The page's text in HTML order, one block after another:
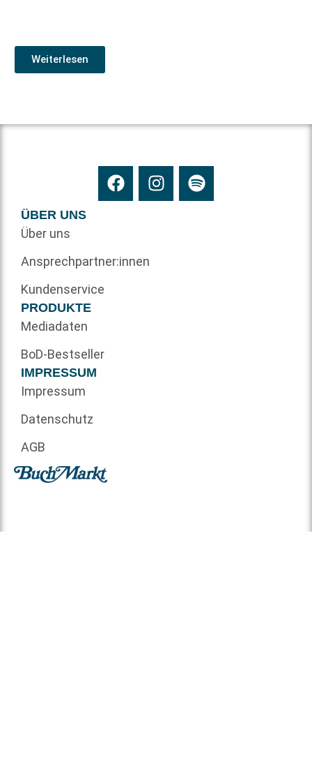
Weiterlesen
ÜBER UNS
Über uns
Ansprechpartner:innen
Kundenservice
PRODUKTE
Mediadaten
BoD-Bestseller
IMPRESSUM
Impressum
Datenschutz
AGB